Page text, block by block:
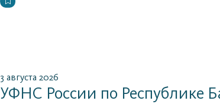
3 августа 2026
УФНС России по Республике